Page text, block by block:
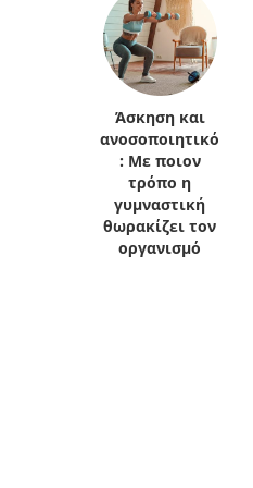
Κρήτη
Κυκλάδες
Πελοπόννησος
Πελοπόννησος
Άσκηση και
ανοσοποιητικό
: Με ποιον
τρόπο η
γυμναστική
θωρακίζει τον
οργανισμό